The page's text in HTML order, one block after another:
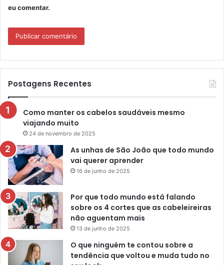
eu comentar.
Postagens Recentes
Como manter os cabelos saudáveis mesmo
viajando muito
24 de novembro de 2025
As unhas de São João que todo mundo
vai querer aprender
16 de junho de 2025
Por que todo mundo está falando
sobre os 4 cortes que as cabeleireiras
não aguentam mais
13 de junho de 2025
O que ninguém te contou sobre a
tendência que voltou e muda tudo no